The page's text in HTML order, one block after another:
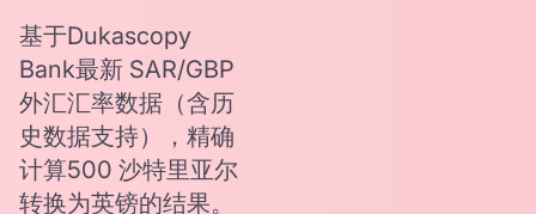
基于Dukascopy
Bank最新 SAR/GBP
外汇汇率数据（含历
史数据支持），精确
计算500 沙特里亚尔
转换为英镑的结果。